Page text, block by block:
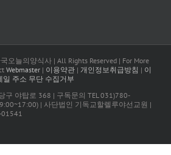
오늘의양식사 | All Rights Reserved | For More
Webmaster| 이용약관| 개인정보취급방침 | 이
일 주소 무단 수집거부
구 야탑로 368 | 구독문의 TEL 031)780-
| 사단법인 기독교할렐루야선교원 |